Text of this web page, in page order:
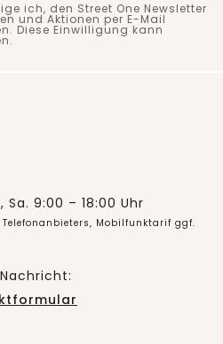
ich, den Street One Newsletter
und Aktionen per E-Mail
Diese Einwilligung kann
Sa. 9:00 – 18:00 Uhr
Mobilfunktarif ggf.